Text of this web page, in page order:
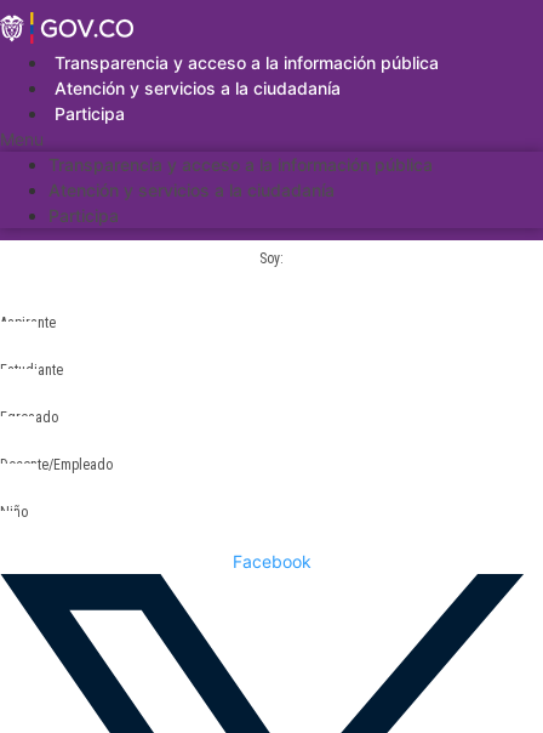
Saltar
al
contenidoTransparencia y acceso a la información pública
Atención y servicios a la ciudadanía
Participa
Menu
Transparencia y acceso a la información pública
Atención y servicios a la ciudadanía
Participa
Soy:
Aspirante
Estudiante
Egresado
Docente/Empleado
Niño
Facebook